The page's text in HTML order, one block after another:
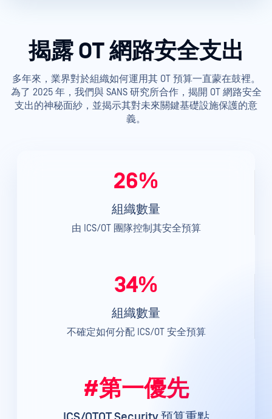
揭露 OT 網路安全支出
多年來，業界對於組織如何運用其 OT 預算一直蒙在鼓裡。
為了 2025 年，我們與 SANS 研究所合作，揭開 OT 網路安全
支出的神秘面紗，並揭示其對未來關鍵基礎設施保護的意
義。
26%
組織數量
由 ICS/OT 團隊控制其安全預算
34%
組織數量
不確定如何分配 ICS/OT 安全預算
#第一優先